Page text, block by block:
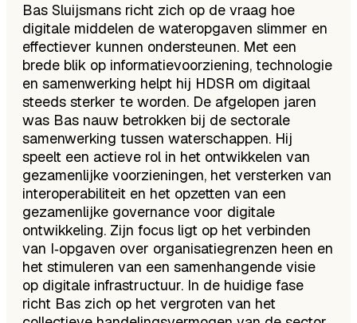
Bas Sluijsmans richt zich op de vraag hoe
digitale middelen de wateropgaven slimmer en
effectiever kunnen ondersteunen. Met een
brede blik op informatievoorziening, technologie
en samenwerking helpt hij HDSR om digitaal
steeds sterker te worden. De afgelopen jaren
was Bas nauw betrokken bij de sectorale
samenwerking tussen waterschappen. Hij
speelt een actieve rol in het ontwikkelen van
gezamenlijke voorzieningen, het versterken van
interoperabiliteit en het opzetten van een
gezamenlijke governance voor digitale
ontwikkeling. Zijn focus ligt op het verbinden
van I‑opgaven over organisatiegrenzen heen en
het stimuleren van een samenhangende visie
op digitale infrastructuur. In de huidige fase
richt Bas zich op het vergroten van het